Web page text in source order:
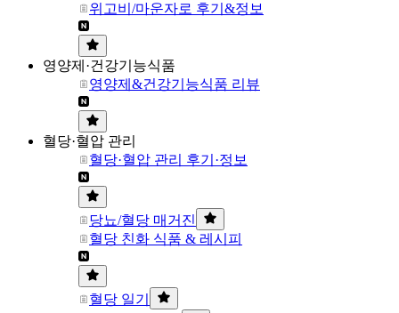
위고비/마운자로 후기&정보
영양제·건강기능식품
영양제&건강기능식품 리뷰
혈당·혈압 관리
혈당·혈압 관리 후기·정보
당뇨/혈당 매거진
혈당 친화 식품 & 레시피
혈당 일기